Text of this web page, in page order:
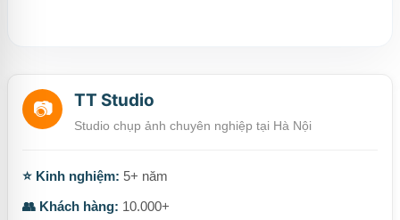
📷 TT Studio
Studio chụp ảnh chuyên nghiệp tại Hà Nội
⭐ Kinh nghiệm: 5+ năm
👥 Khách hàng: 10.000+